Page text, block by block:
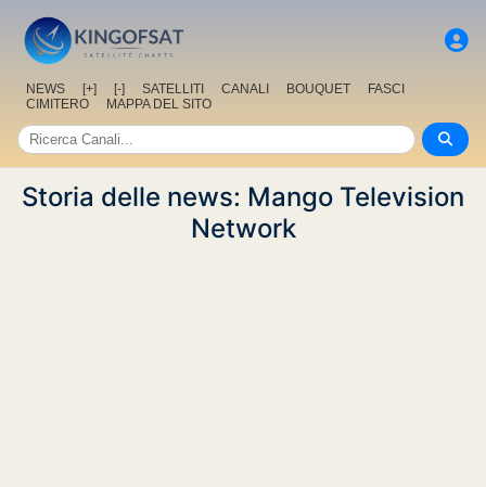
NEWS [+] [-] SATELLITI CANALI BOUQUET
FASCI
CIMITERO
MAPPA DEL SITO
Storia delle news: Mango Television
Network